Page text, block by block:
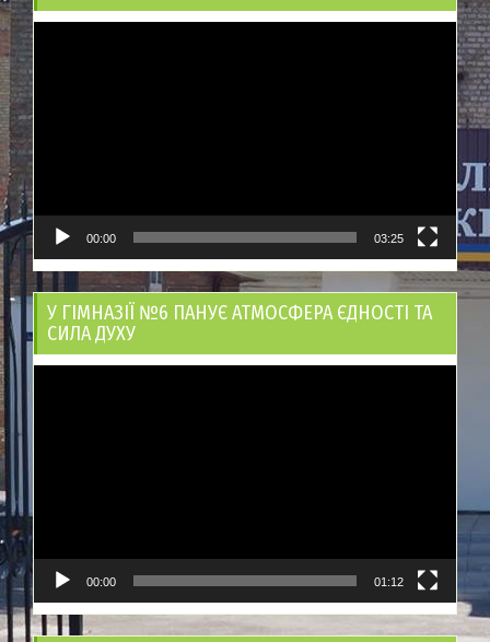
00:00 03:25
У ГІМНАЗІЇ №6 ПАНУЄ АТМОСФЕРА ЄДНОСТІ ТА
СИЛА ДУХУ
00:00 01:12